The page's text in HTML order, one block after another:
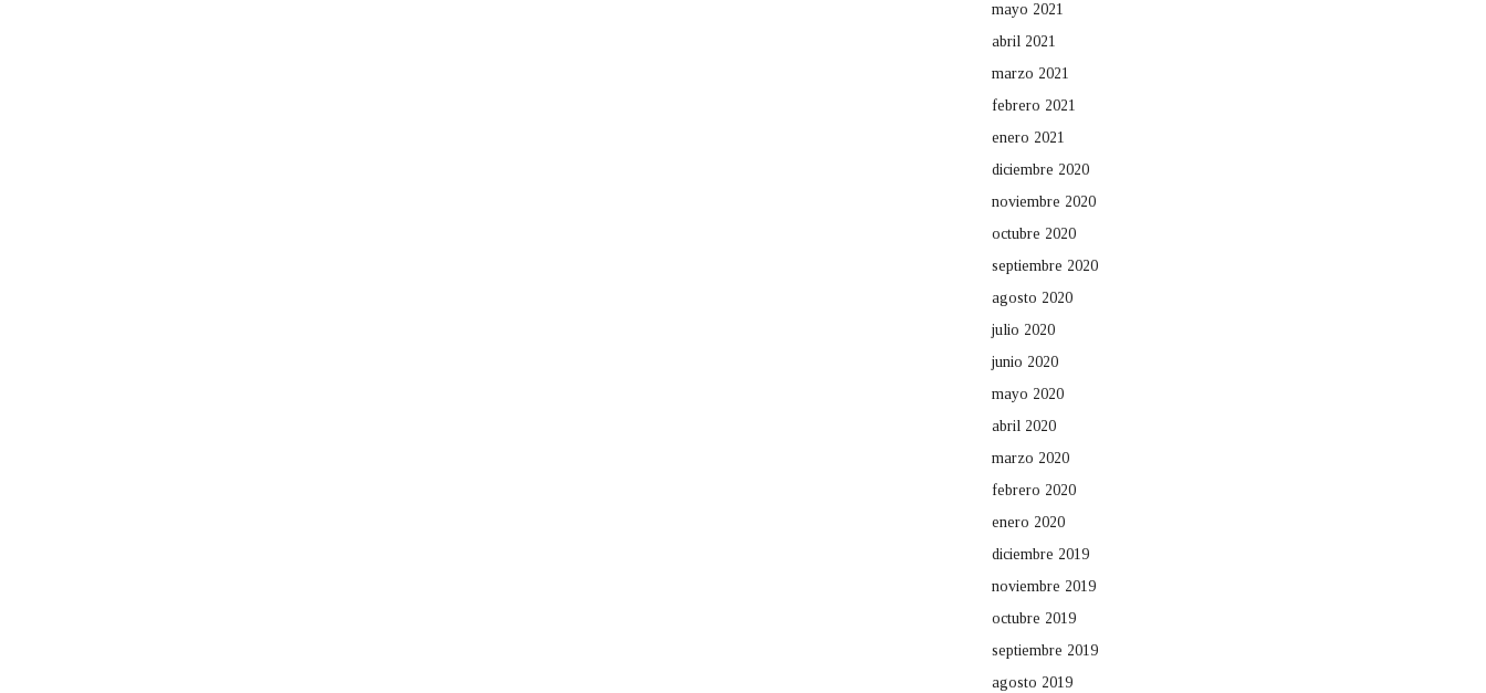
mayo 2021
abril 2021
marzo 2021
febrero 2021
enero 2021
diciembre 2020
noviembre 2020
octubre 2020
septiembre 2020
agosto 2020
julio 2020
junio 2020
mayo 2020
abril 2020
marzo 2020
febrero 2020
enero 2020
diciembre 2019
noviembre 2019
octubre 2019
septiembre 2019
agosto 2019